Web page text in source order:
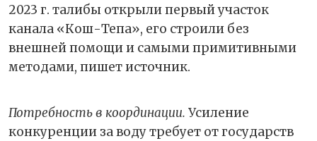
2023 г. талибы открыли первый участок
канала «Кош-Тепа», его строили без
внешней помощи и самыми примитивными
методами, пишет источник.
Потребность в координации. Усиление
конкуренции за воду требует от государств